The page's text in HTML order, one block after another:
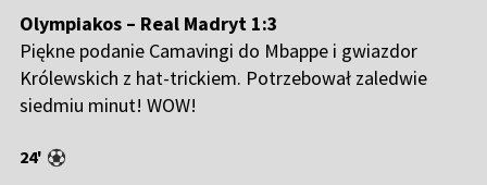
Olympiakos – Real Madryt 1:3
Piękne podanie Camavingi do Mbappe i gwiazdor
Królewskich z hat-trickiem. Potrzebował zaledwie
siedmiu minut! WOW!
24'